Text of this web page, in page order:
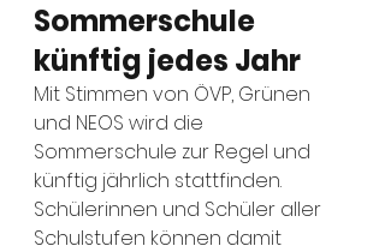
Sommerschule
künftig jedes Jahr
Mit Stimmen von ÖVP, Grünen
und NEOS wird die
Sommerschule zur Regel und
künftig jährlich stattfinden.
Schülerinnen und Schüler aller
Schulstufen können damit